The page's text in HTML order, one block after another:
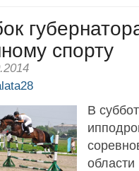
спорту
В
области